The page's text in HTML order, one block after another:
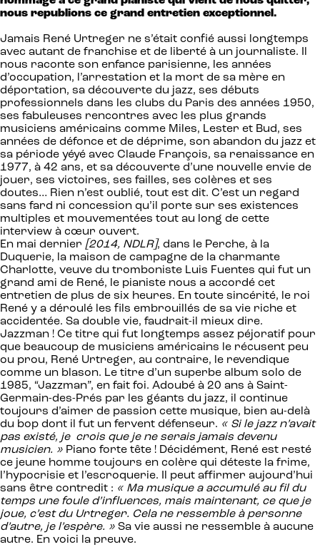
nous republions ce grand entretien exceptionnel.
Jamais René Urtreger ne s’était confié aussi longtemps
avec autant de franchise et de liberté à un journaliste. Il
nous raconte son enfance parisienne, les années
d’occupation, l’arrestation et la mort de sa mère en
déportation, sa découverte du jazz, ses débuts
professionnels dans les clubs du Paris des années 1950,
ses fabuleuses rencontres avec les plus grands
musiciens américains comme Miles, Lester et Bud, ses
années de défonce et de déprime, son abandon du jazz et
sa période yéyé avec Claude François, sa renaissance en
1977, à 42 ans, et sa découverte d’une nouvelle envie de
jouer, ses victoires, ses failles, ses colères et ses
doutes… Rien n’est oublié, tout est dit. C’est un regard
sans fard ni concession qu’il porte sur ses existences
multiples et mouvementées tout au long de cette
interview à cœur ouvert.
En mai dernier [2014, NDLR], dans le Perche, à la
Duquerie, la maison de campagne de la charmante
Charlotte, veuve du tromboniste Luis Fuentes qui fut un
grand ami de René, le pianiste nous a accordé cet
entretien de plus de six heures. En toute sincérité, le roi
René y a déroulé les fils embrouillés de sa vie riche et
accidentée. Sa double vie, faudrait-il mieux dire.
Jazzman ! Ce titre qui fut longtemps assez péjoratif pour
que beaucoup de musiciens américains le récusent peu
ou prou, René Urtreger, au contraire, le revendique
comme un blason. Le titre d’un superbe album solo de
1985, “Jazzman”, en fait foi. Adoubé à 20 ans à Saint-
Germain-des-Prés par les géants du jazz, il continue
toujours d’aimer de passion cette musique, bien au-delà
du bop dont il fut un fervent défenseur. « Si le jazz n’avait
pas existé, je crois que je ne serais jamais devenu
musicien. » Piano forte tête ! Décidément, René est resté
ce jeune homme toujours en colère qui déteste la frime,
l’hypocrisie et l’escroquerie. Il peut affirmer aujourd’hui
sans être contredit : « Ma musique a accumulé au fil du
temps une foule d’influences, mais maintenant, ce que je
joue, c’est du Urtreger. Cela ne ressemble à personne
d’autre, je l’espère. » Sa vie aussi ne ressemble à aucune
autre. En voici la preuve.